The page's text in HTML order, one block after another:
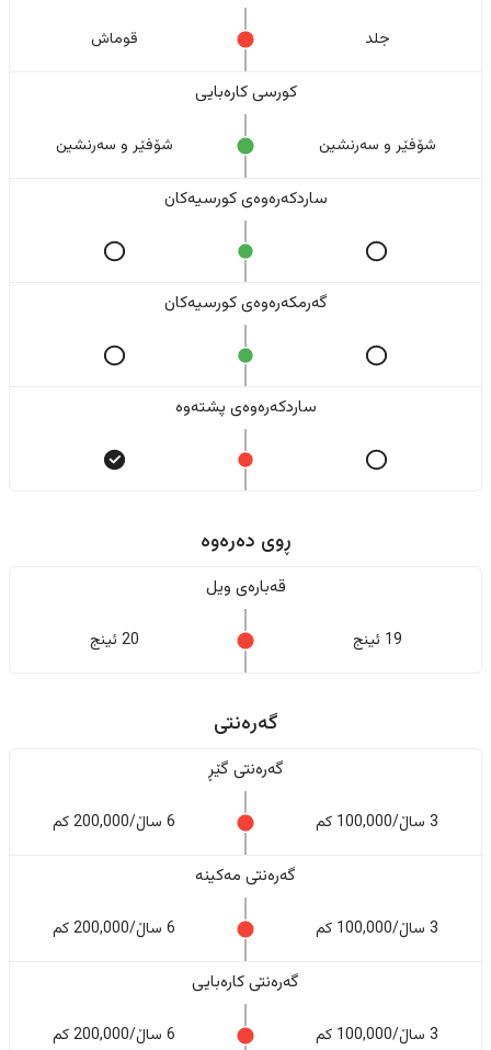
جلد قوماش
کورسی کارەبایی
شۆفێر و سەرنشین شۆفێر و سەرنشین
ساردکەرەوەی کورسیەکان
گەرمکەرەوەی کورسیەکان
ساردکەرەوەی پشتەوە
ڕوی دەرەوە
قەبارەی ویل
19 ئینج 20 ئینج
گەرەنتی
گەرەنتی گێڕ
3 ساڵ/100,000 کم 6 ساڵ/200,000 کم
گەرەنتی مەکینە
3 ساڵ/100,000 کم 6 ساڵ/200,000 کم
گەرەنتی کارەبایی
3 ساڵ/100,000 کم 6 ساڵ/200,000 کم